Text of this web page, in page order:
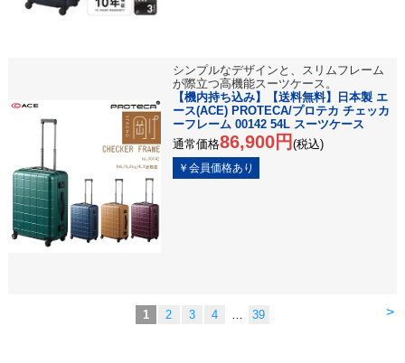
シンプルなデザインと、スリムフレーム
が際立つ高機能スーツケース。
【機内持ち込み】【送料無料】日本製 エ
ース(ACE) PROTECA/プロテカ チェッカ
ーフレーム 00142 54L スーツケース
通常価格86,900円 (税込)
>
1 2 3 4 … 39